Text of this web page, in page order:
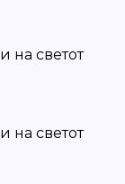
на светот
на светот